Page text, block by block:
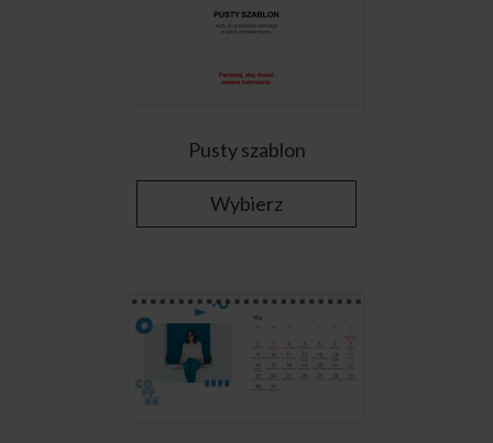
Pusty szablon
Wybierz